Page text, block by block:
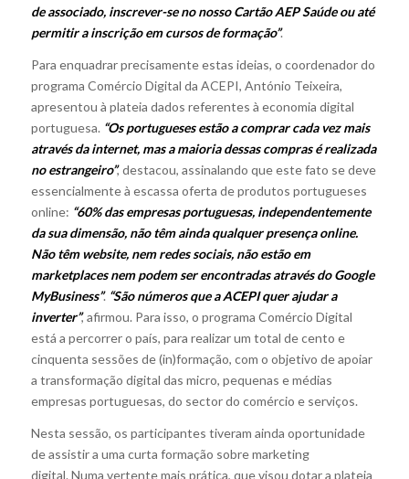
de associado, inscrever-se no nosso Cartão AEP Saúde ou até
permitir a inscrição em cursos de formação”.
Para enquadrar precisamente estas ideias, o coordenador do
programa Comércio Digital da ACEPI, António Teixeira,
apresentou à plateia dados referentes à economia digital
portuguesa. “Os portugueses estão a comprar cada vez mais
através da internet, mas a maioria dessas compras é realizada
no estrangeiro”, destacou, assinalando que este fato se deve
essencialmente à escassa oferta de produtos portugueses
online: “60% das empresas portuguesas, independentemente
da sua dimensão, não têm ainda qualquer presença online.
Não têm website, nem redes sociais, não estão em
marketplaces nem podem ser encontradas através do Google
MyBusiness”. “São números que a ACEPI quer ajudar a
inverter”, afirmou. Para isso, o programa Comércio Digital
está a percorrer o país, para realizar um total de cento e
cinquenta sessões de (in)formação, com o objetivo de apoiar
a transformação digital das micro, pequenas e médias
empresas portuguesas, do sector do comércio e serviços.
Nesta sessão, os participantes tiveram ainda oportunidade
de assistir a uma curta formação sobre marketing
digital. Numa vertente mais prática, que visou dotar a plateia